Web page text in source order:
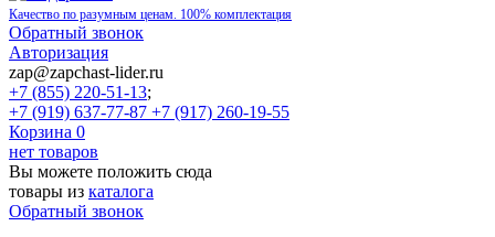
Качество по разумным ценам. 100% комплектация
Обратный звонок
Авторизация
zap@zapchast-lider.ru
+7 (855) 220-51-13;
+7 (919) 637-77-87 +7 (917) 260-19-55
Корзина 0
нет товаров
Вы можете положить сюда
товары из каталога
Обратный звонок